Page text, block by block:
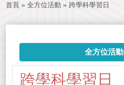
首頁 » 全方位活動 » 跨學科學習日
全方位活動
跨學科學習日